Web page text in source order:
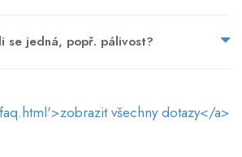
se jedná, popř. pálivost?
všechny dotazy</a>